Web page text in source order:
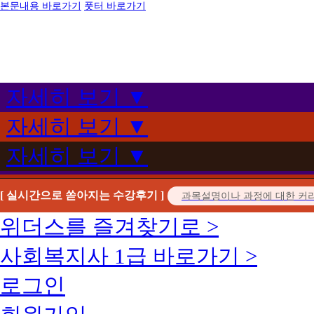
본문내용 바로가기 풋터 바로가기
자세히 보기 ▼
자세히 보기 ▼
자세히 보기 ▼
[ 실시간으로 쏟아지는 수강후기 ]
위더스를 즐겨찾기로 >
사회복지사 1급 바로가기 >
로그인